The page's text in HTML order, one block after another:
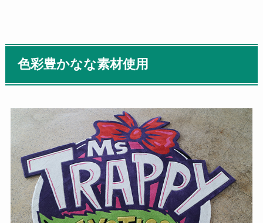
色彩豊かなな素材使用